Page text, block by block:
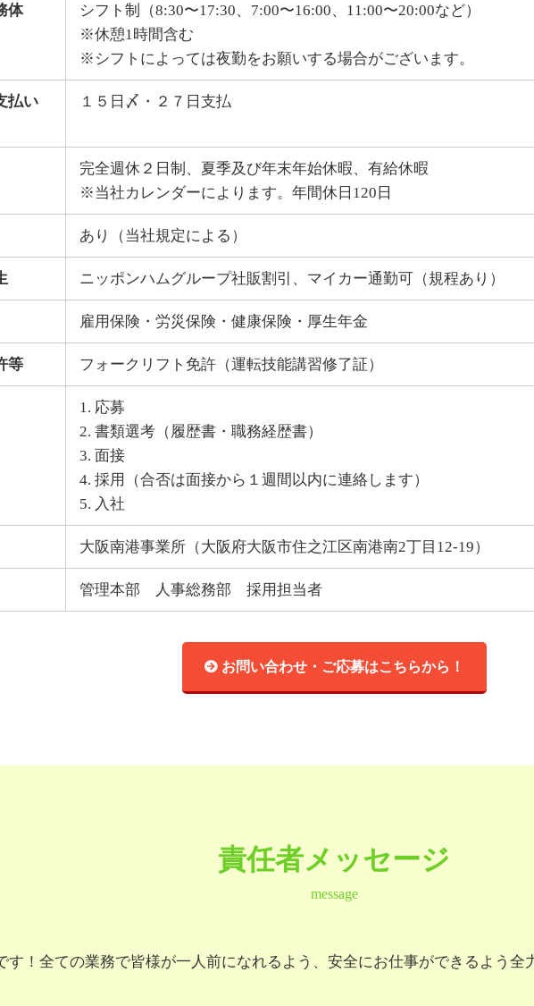
体
シフト制（8:30〜17:30、7:00〜16:00、11:00〜20:00など）
※休憩1時間含む
※シフトによっては夜勤をお願いする場合がございます。
払い
１５日〆・２７日支払
完全週休２日制、夏季及び年末年始休暇、有給休暇
※当社カレンダーによります。年間休日120日
あり（当社規定による）
ニッポンハムグループ社販割引、マイカー通勤可（規程あり）
雇用保険・労災保険・健康保険・厚生年金
等 フォークリフト免許（運転技能講習修了証）
1. 応募
2. 書類選考（履歴書・職務経歴書）
3. 面接
4. 採用（合否は面接から１週間以内に連絡します）
5. 入社
大阪南港事業所（大阪府大阪市住之江区南港南2丁目12-19）
管理本部 人事総務部 採用担当者
お問い合わせ・ご応募はこちらから！
責任者メッセージ
message
す！全ての業務で皆様が一人前になれるよう、安全にお仕事ができるよう全